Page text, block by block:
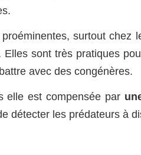
surtout
Elles sont très pratiques
avec des congénères.
elle est compensée par
détecter les prédateurs à